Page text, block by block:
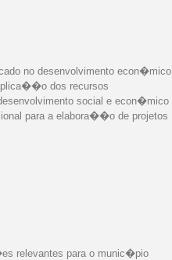
no desenvolvimento econ�mico
dos recursos
social e econ�mico
para a elabora��o de projetos
relevantes para o munic�pio